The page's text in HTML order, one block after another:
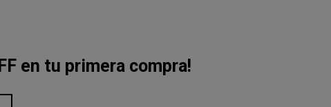
en tu primera compra!